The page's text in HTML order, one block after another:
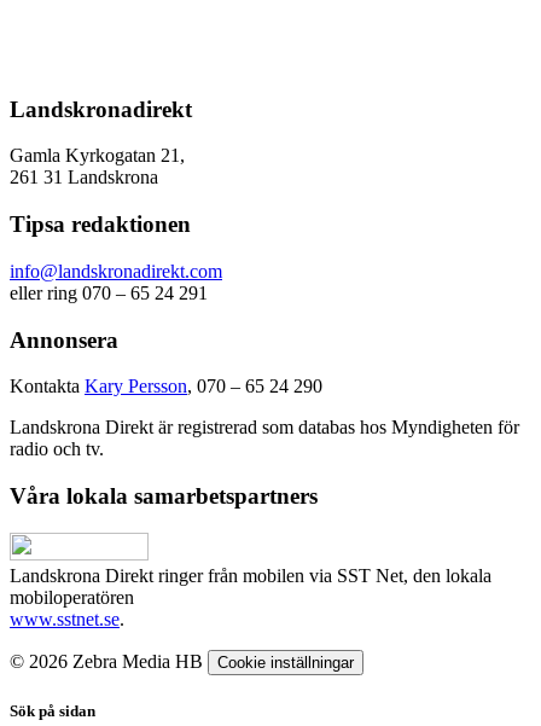
Landskronadirekt
Gamla Kyrkogatan 21,
261 31 Landskrona
Tipsa redaktionen
info@landskronadirekt.com
eller ring 070 – 65 24 291
Annonsera
Kontakta Kary Persson, 070 – 65 24 290
Landskrona Direkt är registrerad som databas hos Myndigheten för
radio och tv.
Våra lokala samarbetspartners
Landskrona Direkt ringer från mobilen via SST Net, den lokala
mobiloperatören
www.sstnet.se.
© 2026 Zebra Media HB Cookie inställningar
Sök på sidan